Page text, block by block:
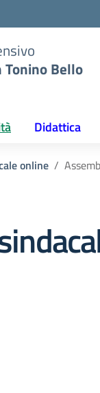
Bello
Didattica
online